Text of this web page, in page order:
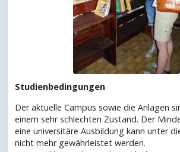
Studienbedingungen
Der aktuelle Campus sowie die Anlagen
einem sehr schlechten Zustand. Der
eine universitäre Ausbildung kann unter
nicht mehr gewährleistet werden.